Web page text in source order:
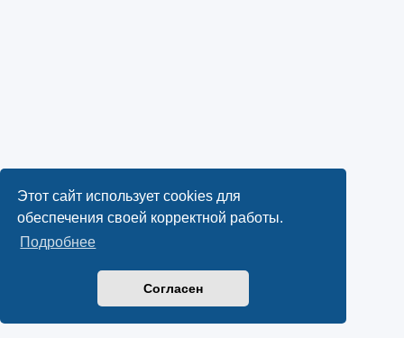
Этот сайт использует cookies для
обеспечения своей корректной работы.
Подробнее
Согласен